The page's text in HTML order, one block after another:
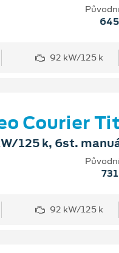
92 kW/125 k
Courier
125 k, 6st.
92 kW/125 k